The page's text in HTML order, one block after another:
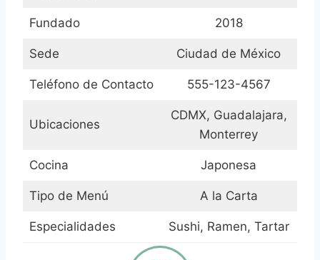
Fundado 2018
Sede Ciudad de México
Teléfono de Contacto 555-123-4567
Ubicaciones
CDMX, Guadalajara,
Monterrey
Cocina Japonesa
Tipo de Menú A la Carta
Especialidades Sushi, Ramen, Tartar